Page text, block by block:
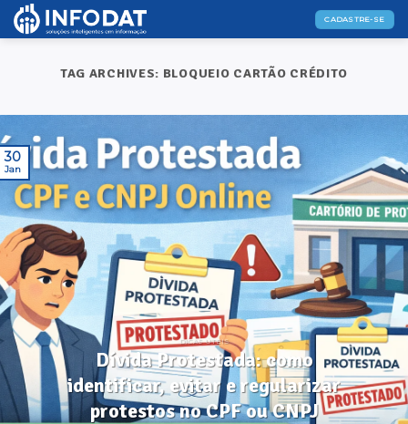
Skip
CADASTRE-SE
TAG ARCHIVES: BLOQUEIO CARTÃO CRÉDITO
DICAS ÚTEIS
Dívida Protestada: como
identificar, evitar e regularizar
protestos no CPF ou CNPJ
30
Jan